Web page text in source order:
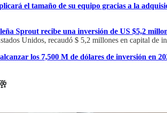
el tamaño de su equipo gracias a la
Sprout recibe una inversión de US $5,2
Unidos, recaudó $ 5,2 millones en capital de
los 7,500 M de dólares de inversión en